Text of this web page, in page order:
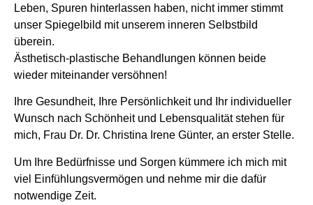
Leben, Spuren hinterlassen haben, nicht immer stimmt
unser Spiegelbild mit unserem inneren Selbstbild
überein.
Ästhetisch-plastische Behandlungen können beide
wieder miteinander versöhnen!
Ihre Gesundheit, Ihre Persönlichkeit und Ihr individueller
Wunsch nach Schönheit und Lebensqualität stehen für
mich, Frau Dr. Dr. Christina Irene Günter, an erster Stelle.
Um Ihre Bedürfnisse und Sorgen kümmere ich mich mit
viel Einfühlungsvermögen und nehme mir die dafür
notwendige Zeit.